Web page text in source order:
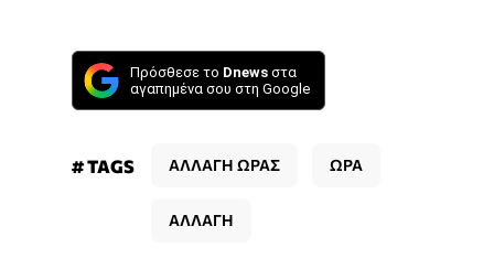
Πρόσθεσε το Dnews στα
αγαπημένα σου στη Google
# TAGS ΑΛΛΑΓΗ ΩΡΑΣ ΩΡΑ
ΑΛΛΑΓΗ